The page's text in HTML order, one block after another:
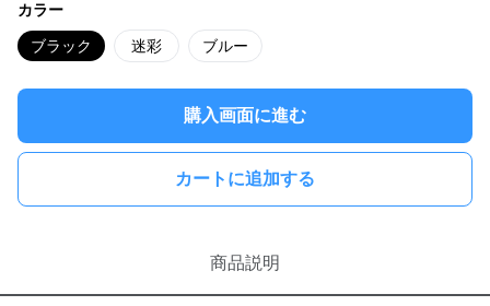
カラー
ブラック 迷彩 ブルー
購入画面に進む
カートに追加する
商品説明